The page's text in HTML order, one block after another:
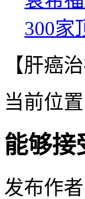
300家
【肝癌治
当前位置
能够接
发布作